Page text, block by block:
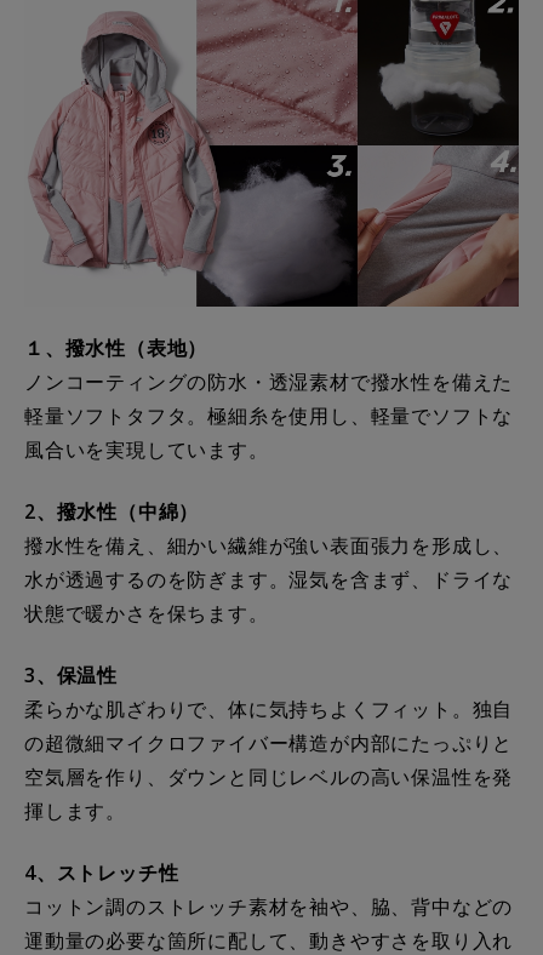
１、撥水性（表地）
ノンコーティングの防水・透湿素材で撥水性を備えた
軽量ソフトタフタ。極細糸を使用し、軽量でソフトな
風合いを実現しています。
2、撥水性（中綿）
撥水性を備え、細かい繊維が強い表面張力を形成し、
水が透過するのを防ぎます。湿気を含まず、ドライな
状態で暖かさを保ちます。
3、保温性
柔らかな肌ざわりで、体に気持ちよくフィット。独自
の超微細マイクロファイバー構造が内部にたっぷりと
空気層を作り、ダウンと同じレベルの高い保温性を発
揮します。
4、ストレッチ性
コットン調のストレッチ素材を袖や、脇、背中などの
運動量の必要な箇所に配して、動きやすさを取り入れ